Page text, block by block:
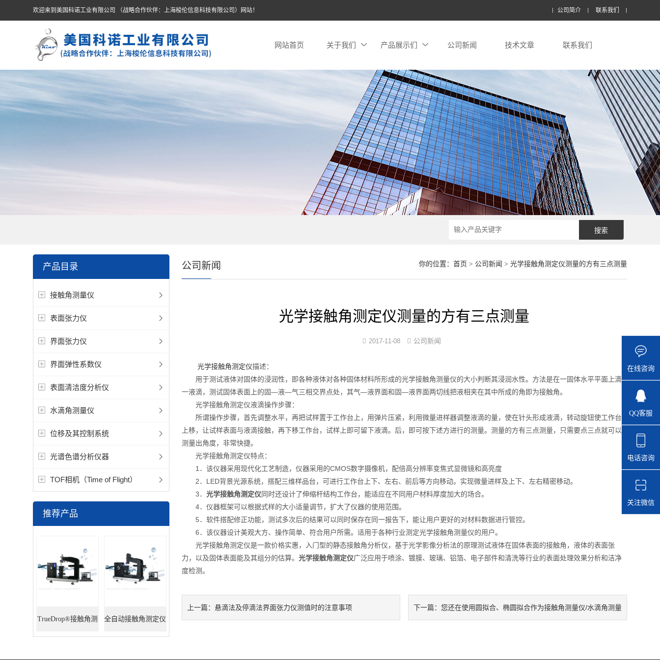
欢迎来到美国科诺工业有限公司 （战略合作伙伴：上海梭伦信息科技有限公司）网站！ 公司简介 联系我们
网站首页 关于我们 产品展示们 公司新闻 技术文章 联系我们
产品目录
接触角测量仪
表面张力仪
界面张力仪
界面弹性系数仪
表面清洁度分析仪
水滴角测量仪
位移及其控制系统
光谱色谱分析仪器
TOF相机（Time of Flight）
推荐产品
TrueDrop®接触角测 全自动接触角测定仪
你的位置： 首页 > 公司新闻 > 光学接触角测定仪测量的方有三点测量
公司新闻
光学接触角测定仪测量的方有三点测量
2017-11-08 公司新闻
光学接触角测定仪描述：
用于测试液体对固体的浸润性，即各种液体对各种固体材料所形成的光学接触角测量仪的大小判断其浸润水性。方法是在一固体水平平面上滴
一液滴，测试固体表面上的固—液—气三相交界点处，其气—液界面和固—液界面两切线把液相夹在其中所成的角即为接触角。
光学接触角测定仪液滴操作步骤：
所谓操作步骤，首先调整水平，再把试样置于工作台上，用弹片压紧，利用微量进样器调整液滴的量，使在针头形成液滴，转动旋钮使工作台
上移，让试样表面与液滴接触，再下移工作台，试样上即可留下液滴。后，即可按下述方进行的测量。测量的方有三点测量，只需要点三点就可以
测量出角度，非常快捷。
光学接触角测定仪特点：
1．该仪器采用现代化工艺制造，仪器采用的CMOS数字摄像机，配倍高分辨率变焦式显微镜和高亮度
2．LED背景光源系统，搭配三维样品台，可进行工作台上下、左右、前后等方向移动。实现微量进样及上下、左右精密移动。
3． 光学接触角测定仪同时还设计了伸缩杆结构工作台，能适应在不同用户材料厚度加大的场合。
4．仪器框架可以根据式样的大小适量调节，扩大了仪器的使用范围。
5．软件搭配修正功能，测试多次后的结果可以同时保存在同一报告下，能让用户更好的对材料数据进行管控。
6．该仪器设计美观大方、操作简单、符合用户所需。适用于各种行业测定光学接触角测量仪的用户。
光学接触角测定仪是一款价格实惠，入门型的静态接触角分析仪，基于光学影像分析法的原理测试液体在固体表面的接触角，液体的表面张
力，以及固体表面能及其组分的估算。 光学接触角测定仪广泛应用于喷涂、镀膜、玻璃、铝箔、电子部件和清洗等行业的表面处理效果分析和洁净
度检测。
上一篇： 悬滴法及停滴法界面张力仪测值时的注意事项 下一篇：您还在使用圆拟合、椭圆拟合作为接触角测量仪/水滴角测量
在线咨询
QQ客服
电话咨询
关注微信